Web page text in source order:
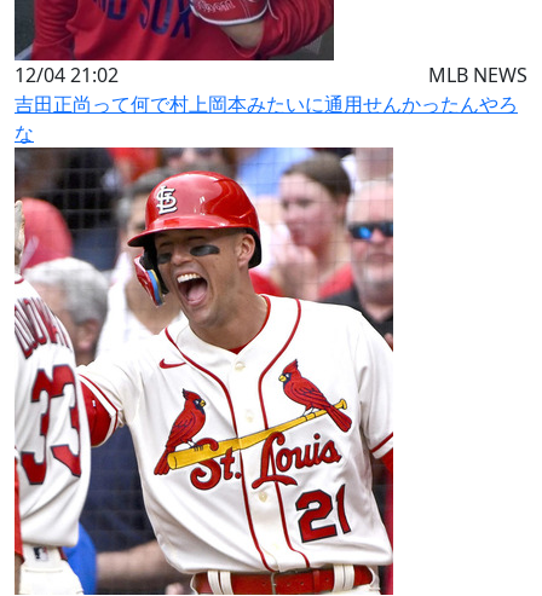
12/04 21:02
MLB NEWS
吉田正尚って何で村上岡本みたいに通用せんかったんやろ
な